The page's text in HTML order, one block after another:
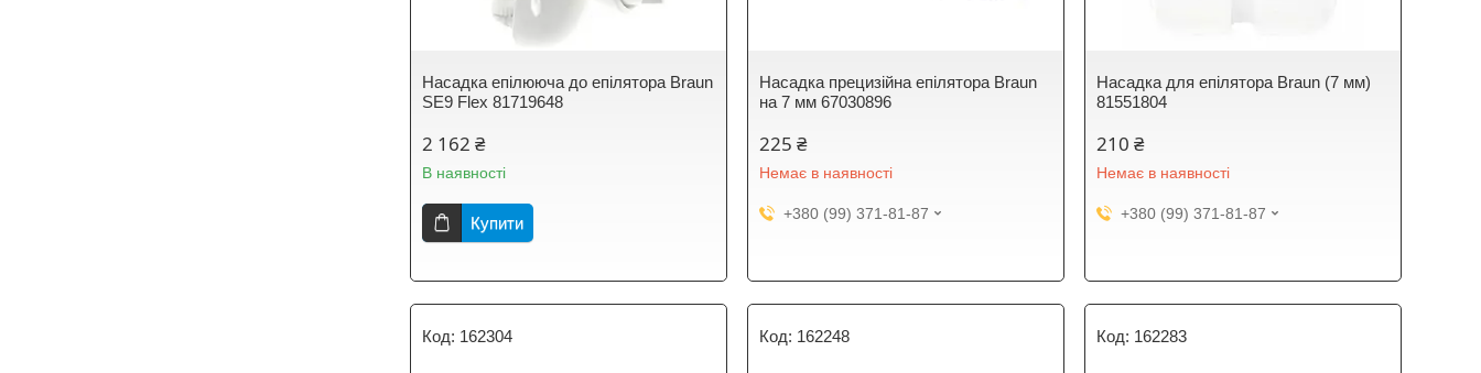
Насадка епілююча до епілятора Braun
SE9 Flex 81719648
2 162 ₴
В наявності
Купити
Насадка прецизійна епілятора Braun
на 7 мм 67030896
225 ₴
Немає в наявності
+380 (99) 371-81-87
Насадка для епілятора Braun (7 мм)
81551804
210 ₴
Немає в наявності
+380 (99) 371-81-87
162304 162248 162283